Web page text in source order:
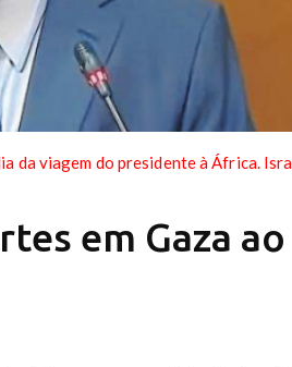
da viagem do presidente à África.
em Gaza ao